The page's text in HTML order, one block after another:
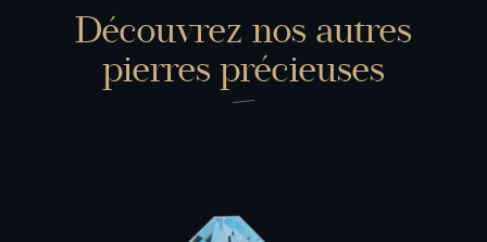
Découvrez nos autres
pierres précieuses